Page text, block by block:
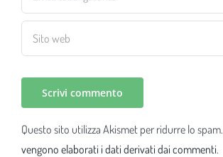
Questo sito utilizza Akismet per ridurre lo spam.
vengono elaborati i dati derivati dai commenti.